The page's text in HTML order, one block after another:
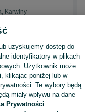
Karwiny
oświetlenie
Żyrandole
uzyskujemy dostęp do
identyfikatory w plikach
Użytkownik może
klikając poniżej lub w
Te wybory będą
miały wpływu na dane
Prywatności